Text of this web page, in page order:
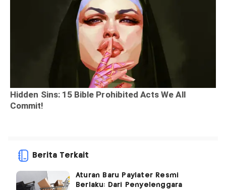
Berita Terkait
Aturan Baru Paylater Resmi
Berlaku: Dari Penyelenggara